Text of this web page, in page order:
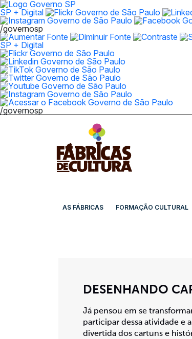
SP + Digital
/governosp
SP + Digital
/governosp
AS FÁBRICAS FORMAÇÃO CULTURAL
DESENHANDO
Já pensou em se
participar dessa atividade e
divertida dos cartuns e